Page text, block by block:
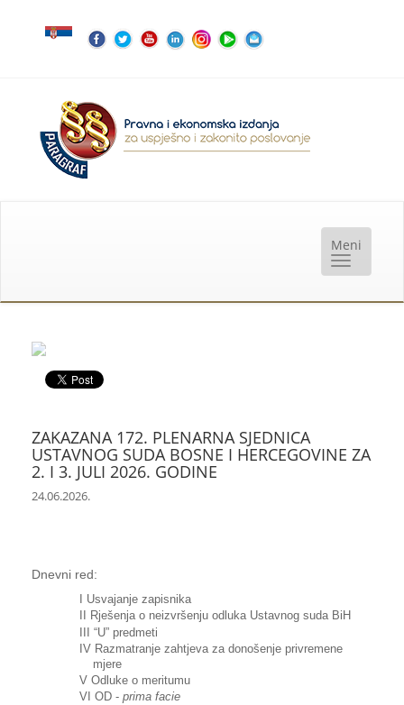
ZAKAZANA 172. PLENARNA SJEDNICA
USTAVNOG SUDA BOSNE I HERCEGOVINE ZA
2. I 3. JULI 2026. GODINE
24.06.2026.
Dnevni red:
I Usvajanje zapisnika
II Rješenja o neizvršenju odluka Ustavnog suda BiH
III “U” predmeti
IV Razmatranje zahtjeva za donošenje privremene
mjere
V Odluke o meritumu
VI OD -prima facie